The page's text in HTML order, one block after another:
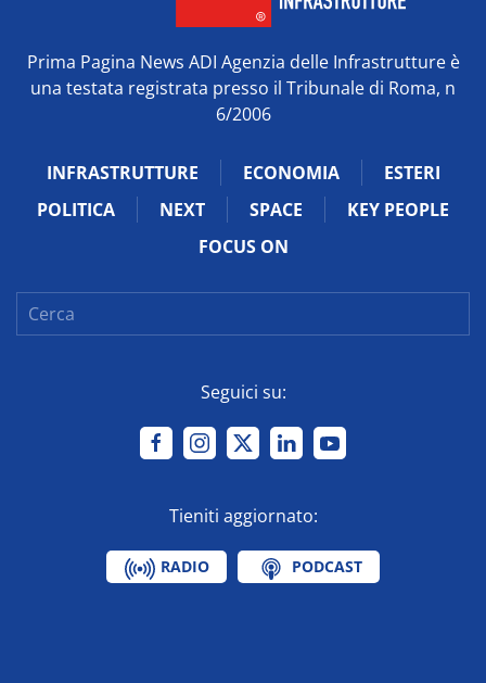
Prima Pagina News ADI Agenzia delle Infrastrutture è
una testata registrata presso il Tribunale di Roma, n
6/2006
INFRASTRUTTURE ECONOMIA
ESTERI
POLITICA
NEXT SPACE
KEY PEOPLE
FOCUS ON
Seguici su:
Tieniti aggiornato:
RADIO PODCAST